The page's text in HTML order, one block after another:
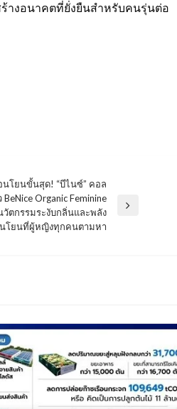
างอนาคตที่ยั่งยืนสำหรับคนรุ่นต่อ
โยนขั้นสุด! “บีไนซ์” คอล
BeNice Organic Feminine
วัตกรรมระงับกลิ่นและพลัง
โยนที่ผู้หญิงทุกคนตามหา